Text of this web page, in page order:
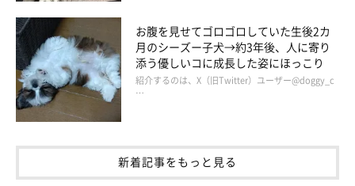
お腹を見せてゴロゴロしていた生後2カ
月のシーズー子犬→約3年後、人に寄り
添う優しいコに成長した姿にほっこり
紹介するのは、X（旧Twitter）ユーザー@doggy_c
…
新着記事をもっと見る